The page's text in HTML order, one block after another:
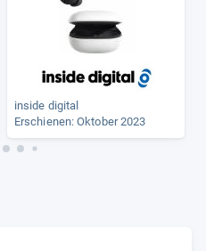
inside digital
Erschienen: Oktober 2023